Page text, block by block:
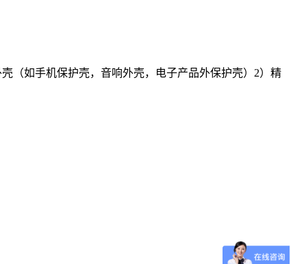
（如手机保护壳，音响外壳，电子产品外保护壳）2）精